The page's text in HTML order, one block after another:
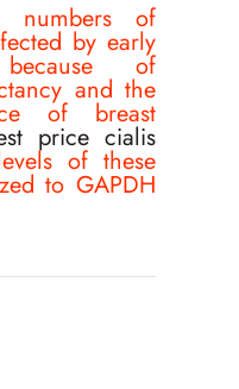
numbers of
by early
of
and the
of breast
price cialis
of these
to GAPDH